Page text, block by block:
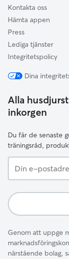
Kontakta oss
Hämta appen
Press
Lediga tjänster
Integritetspolicy
Dina
Alla
inkorgen
Du får de senaste
träningsråd,
e-
...
Genom att uppge
närstående bolag,